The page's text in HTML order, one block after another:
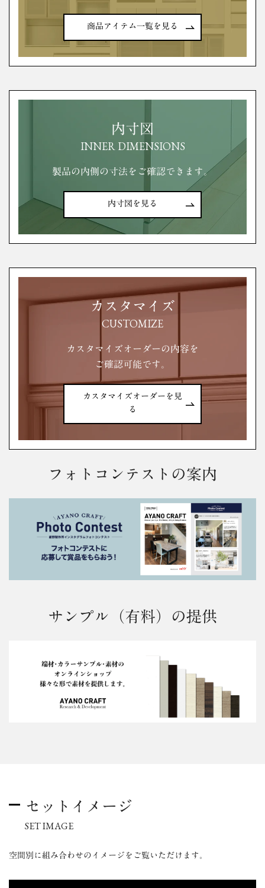
商品アイテム一覧を見る
内寸図
INNER DIMENSIONS
製品の内側の寸法をご確認できます。
内寸図を見る
カスタマイズ
CUSTOMIZE
カスタマイズオーダーの内容を
ご確認可能です。
カスタマイズオーダーを見
る
フォトコンテストの案内
サンプル（有料）の提供
セットイメージ
SET IMAGE
空間別に組み合わせのイメージをご覧いただけます。